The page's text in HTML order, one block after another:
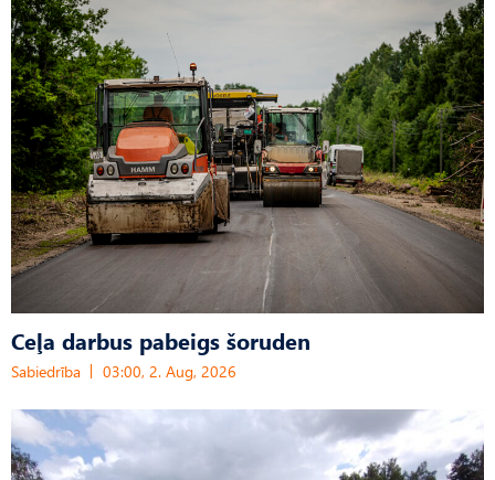
Ceļa darbus pabeigs šoruden
Sabiedrība 03:00, 2. Aug, 2026